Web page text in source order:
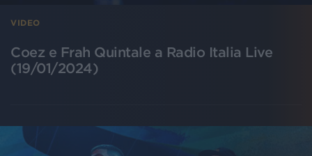
VIDEO
Coez e Frah Quintale a Radio Italia Live
(19/01/2024)